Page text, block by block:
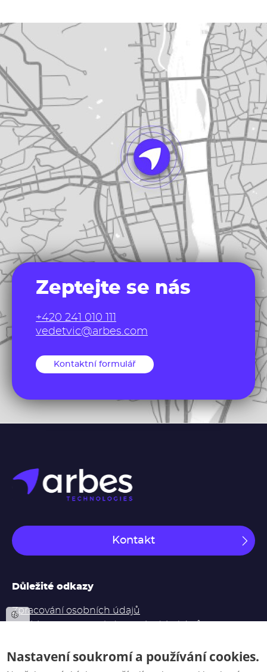
Zeptejte se nás
+420 241 010 111
vedetvic@arbes.com
Kontaktní formulář
Kontakt
Důležité odkazy
Zpracování osobních údajů
osobních údajů
Nastavení soukromí a používání cookies.